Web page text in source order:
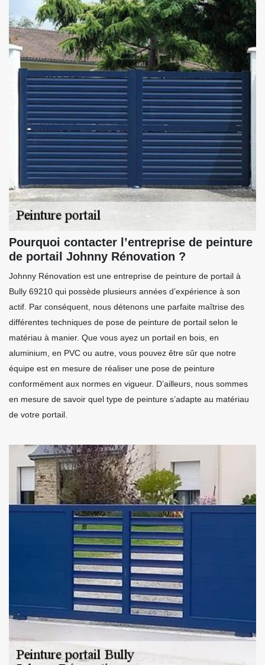
Pourquoi contacter l’entreprise de peinture
de portail Johnny Rénovation ?
Johnny Rénovation est une entreprise de peinture de portail à
Bully 69210 qui possède plusieurs années d’expérience à son
actif. Par conséquent, nous détenons une parfaite maîtrise des
différentes techniques de pose de peinture de portail selon le
matériau à manier. Que vous ayez un portail en bois, en
aluminium, en PVC ou autre, vous pouvez être sûr que notre
équipe est en mesure de réaliser une pose de peinture
conformément aux normes en vigueur. D’ailleurs, nous sommes
en mesure de savoir quel type de peinture s’adapte au matériau
de votre portail.